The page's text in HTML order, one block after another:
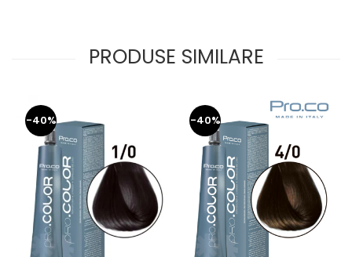
PRODUSE SIMILARE
-40% -40%